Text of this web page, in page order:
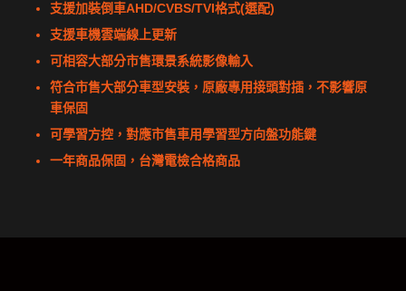
支援加裝倒車AHD/CVBS/TVI格式(選配)
支援車機雲端線上更新
可相容大部分市售環景系統影像輸入
符合市售大部分車型安裝，原廠專用接頭對插，不影響原
車保固
可學習方控，對應市售車用學習型方向盤功能鍵
一年商品保固，台灣電檢合格商品